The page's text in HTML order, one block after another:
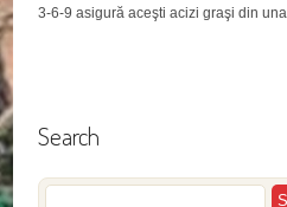
3-6-9 asigură aceşti acizi graşi din
Search